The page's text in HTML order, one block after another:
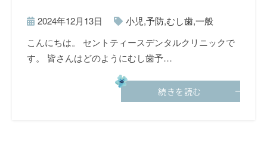
2024年12月13日 小児,予防,むし歯,一般
こんにちは。 セントティースデンタルクリニックで
す。 皆さんはどのようにむし歯予…
続きを読む